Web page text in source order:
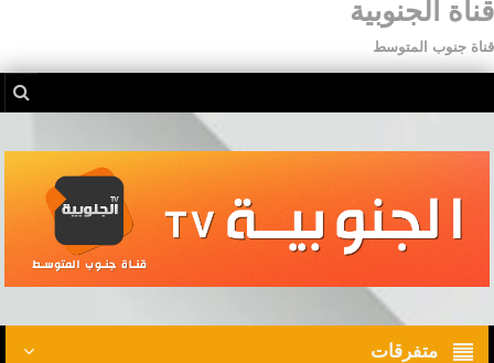
قناة الجنوبية
قناة جنوب المتوسط
متفرقات